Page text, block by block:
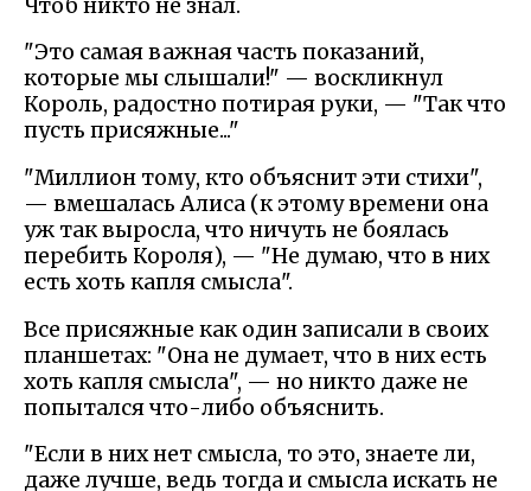
Чтоб никто не знал.
"Это самая важная часть показаний,
которые мы слышали!" — воскликнул
Король, радостно потирая руки, — "Так что
пусть присяжные..."
"Миллион тому, кто объяснит эти стихи",
— вмешалась Алиса (к этому времени она
уж так выросла, что ничуть не боялась
перебить Короля), — "Не думаю, что в них
есть хоть капля смысла".
Все присяжные как один записали в своих
планшетах: "Она не думает, что в них есть
хоть капля смысла", — но никто даже не
попытался что-либо объяснить.
"Если в них нет смысла, то это, знаете ли,
даже лучше, ведь тогда и смысла искать не